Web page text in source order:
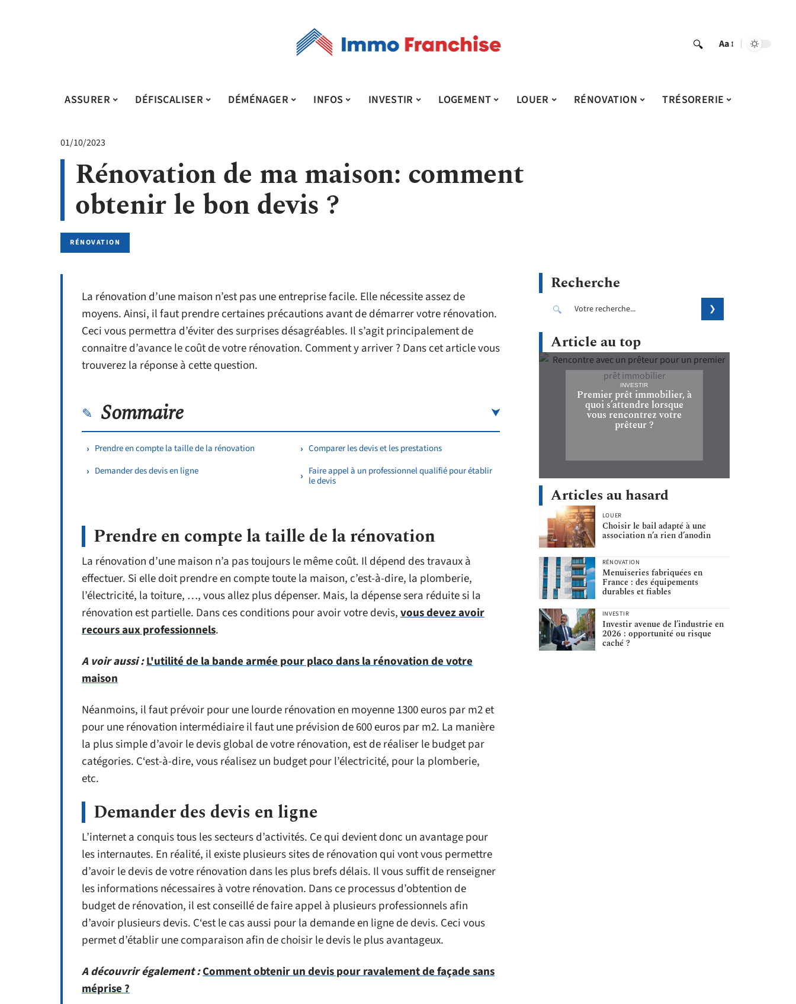
Aa
ASSURER DÉFISCALISER DÉMÉNAGER INFOS INVESTIR LOGEMENT LOUER RÉNOVATION TRÉSORERIE
01/10/2023
Rénovation de ma maison: comment
obtenir le bon devis ?
RÉNOVATION
La rénovation d’une maison n’est pas une entreprise facile. Elle nécessite assez de
moyens. Ainsi, il faut prendre certaines précautions avant de démarrer votre rénovation.
Ceci vous permettra d’éviter des surprises désagréables. Il s’agit principalement de
connaitre d’avance le coût de votre rénovation. Comment y arriver ? Dans cet article vous
trouverez la réponse à cette question.
Sommaire
Prendre en compte la taille de la rénovation
Demander des devis en ligne
Comparer les devis et les prestations
Faire appel à un professionnel qualifié pour établir
le devis
Prendre en compte la taille de la rénovation
La rénovation d’une maison n’a pas toujours le même coût. Il dépend des travaux à
effectuer. Si elle doit prendre en compte toute la maison, c’est-à-dire, la plomberie,
l’électricité, la toiture, …, vous allez plus dépenser. Mais, la dépense sera réduite si la
rénovation est partielle. Dans ces conditions pour avoir votre devis,vous devez avoir
recours aux professionnels.
A voir aussi :L'utilité de la bande armée pour placo dans la rénovation de votre
maison
Néanmoins, il faut prévoir pour une lourde rénovation en moyenne 1300 euros par m2 et
pour une rénovation intermédiaire il faut une prévision de 600 euros par m2. La manière
la plus simple d’avoir le devis global de votre rénovation, est de réaliser le budget par
catégories. C‘est-à-dire, vous réalisez un budget pour l’électricité, pour la plomberie,
etc.
Demander des devis en ligne
L’internet a conquis tous les secteurs d’activités. Ce qui devient donc un avantage pour
les internautes. En réalité, il existe plusieurs sites de rénovation qui vont vous permettre
d’avoir le devis de votre rénovation dans les plus brefs délais. Il vous suffit de renseigner
les informations nécessaires à votre rénovation. Dans ce processus d’obtention de
budget de rénovation, il est conseillé de faire appel à plusieurs professionnels afin
d’avoir plusieurs devis. C‘est le cas aussi pour la demande en ligne de devis. Ceci vous
permet d’établir une comparaison afin de choisir le devis le plus avantageux.
A découvrir également :Comment obtenir un devis pour ravalement de façade sans
méprise ?
Recherche
Article au top
INVESTIR
Premier prêt immobilier, à
quoi s’attendre lorsque
vous rencontrez votre
prêteur ?
Articles au hasard
LOUER
Choisir le bail adapté à une
association n’a rien d’anodin
RÉNOVATION
Menuiseries fabriquées en
France : des équipements
durables et fiables
INVESTIR
Investir avenue de l’industrie en
2026 : opportunité ou risque
caché ?